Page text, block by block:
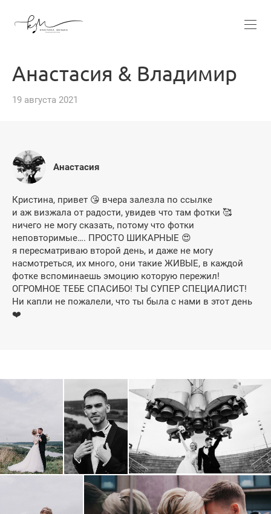
Анастасия & Владимир
19 августа 2021
Анастасия
Кристина, привет 😘 вчера залезла по ссылке
и аж визжала от радости, увидев что там фотки 🥰
ничего не могу сказать, потому что фотки
неповторимые…. ПРОСТО ШИКАРНЫЕ 😍
я пересматриваю второй день, и даже не могу
насмотреться, их много, они такие ЖИВЫЕ, в каждой
фотке вспоминаешь эмоцию которую пережил!
ОГРОМНОЕ ТЕБЕ СПАСИБО! ТЫ СУПЕР СПЕЦИАЛИСТ!
Ни капли не пожалели, что ты была с нами в этот день
❤️